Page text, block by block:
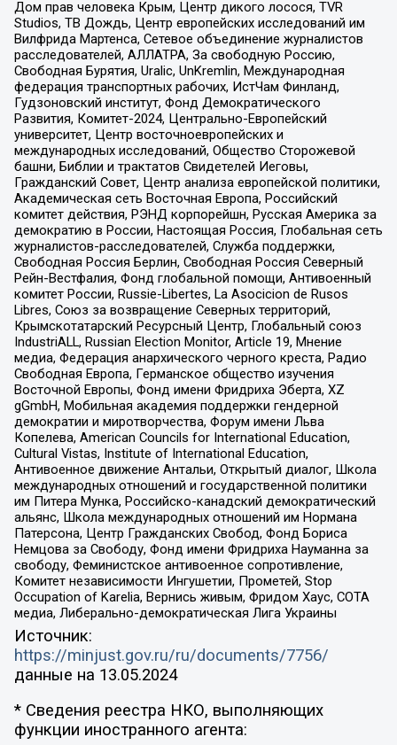
Дом прав человека Крым, Центр дикого лосося, TVR
Studios, ТВ Дождь, Центр европейских исследований им
Вилфрида Мартенса, Сетевое объединение журналистов
расследователей, АЛЛАТРА, За свободную Россию,
Свободная Бурятия, Uralic, UnKremlin, Международная
федерация транспортных рабочих, ИстЧам Финланд,
Гудзоновский институт, Фонд Демократического
Развития, Комитет-2024, Центрально-Европейский
университет, Центр восточноевропейских и
международных исследований, Общество Сторожевой
башни, Библии и трактатов Свидетелей Иеговы,
Гражданский Совет, Центр анализа европейской политики,
Академическая сеть Восточная Европа, Российский
комитет действия, РЭНД корпорейшн, Русская Америка за
демократию в России, Настоящая Россия, Глобальная сеть
журналистов-расследователей, Служба поддержки,
Свободная Россия Берлин, Свободная Россия Северный
Рейн-Вестфалия, Фонд глобальной помощи, Антивоенный
комитет России, Russie-Libertes, La Asocicion de Rusos
Libres, Союз за возвращение Северных территорий,
Крымскотатарский Ресурсный Центр, Глобальный союз
IndustriALL, Russian Election Monitor, Article 19, Мнение
медиа, Федерация анархического черного креста, Радио
Свободная Европа, Германское общество изучения
Восточной Европы, Фонд имени Фридриха Эберта, XZ
gGmbH, Мобильная академия поддержки гендерной
демократии и миротворчества, Форум имени Льва
Копелева, American Councils for International Education,
Cultural Vistas, Institute of International Education,
Антивоенное движение Антальи, Открытый диалог, Школа
международных отношений и государственной политики
им Питера Мунка, Российско-канадский демократический
альянс, Школа международных отношений им Нормана
Патерсона, Центр Гражданских Свобод, Фонд Бориса
Немцова за Свободу, Фонд имени Фридриха Науманна за
свободу, Феминистское антивоенное сопротивление,
Комитет независимости Ингушетии, Прометей, Stop
Occupation of Karelia, Вернись живым, Фридом Хаус, СОТА
медиа, Либерально-демократическая Лига Украины
Источник:
https://minjust.gov.ru/ru/documents/7756/
данные на 13.05.2024
* Сведения реестра НКО, выполняющих
функции иностранного агента: